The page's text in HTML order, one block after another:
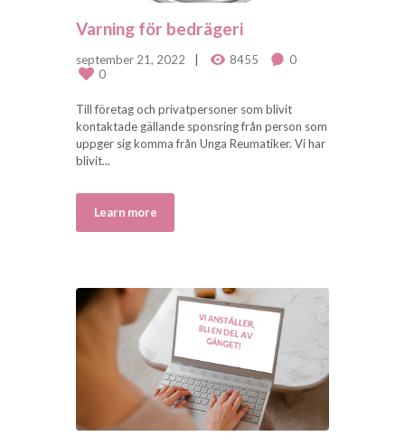
Varning för bedrägeri
september 21, 2022 8455
0
0
Till företag och privatpersoner som blivit
kontaktade gällande sponsring från person som
uppger sig komma från Unga Reumatiker. Vi har
blivit...
Learn more